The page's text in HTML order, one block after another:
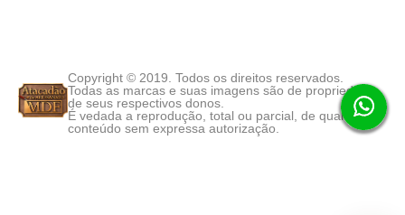
Copyright © 2019. Todos os direitos reservados.
Todas as marcas e suas imagens são de propriedade
de seus respectivos donos.
É vedada a reprodução, total ou parcial, de qualquer
conteúdo sem expressa autorização.